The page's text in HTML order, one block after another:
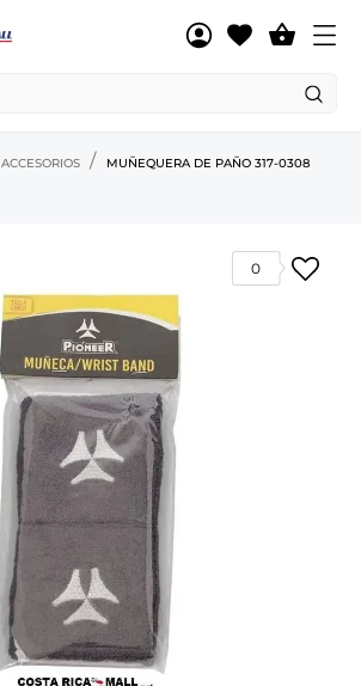

ACCESORIOS
MUÑEQUERA DE PAÑO 317-0308
0